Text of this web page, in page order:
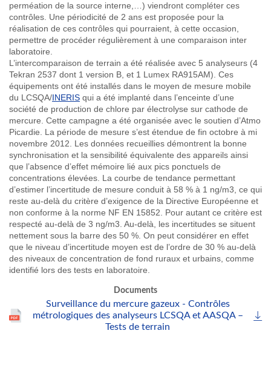
perméation de la source interne,…) viendront compléter ces
contrôles Une périodicité de 2 ans est proposée pour la
réalisation de ces contrôles qui pourraient à cette occasion,
permettre de procéder régulièrement à une comparaison inter
laboratoire
L’intercomparaison de terrain a été réalisée avec 5 analyseurs (4
Tekran 2537 dont 1 version B, et 1 Lumex RA915AM). Ces
équipements ont été installés dans le moyen de mesure mobile
du LCSQA/INERIS qui a été implanté dans l’enceinte d’une
société de production de chlore par électrolyse sur cathode de
mercure Cette campagne a été organisée avec le soutien d’Atmo
Picardie . La période de mesure s’est étendue de fin octobre à mi
novembre 2012. Les données recueillies démontrent la bonne
synchronisation et la sensibilité équivalente des appareils ainsi
que l’absence d’effet mémoire lié aux pics ponctuels de
concentrations élevées . La courbe de tendance permettant
d’estimer l’incertitude de mesure conduit à 58 % à 1 ng/m3 ce qui
reste au-delà du critère d’exigence de la Directive Européenne et
non conforme à la norme NF EN 15852. Pour autant ce critère est
respecté au-delà de 3 ng/m3 Au-delà , les incertitudes se situent
nettement sous la barre des 50 %. On peut considérer en effet
que le niveau d’incertitude moyen est de l’ordre de 30 % au-delà
des niveaux de concentration de fond ruraux et urbains comme
identifié lors des tests en laboratoire
Documents
Surveillance du mercure gazeux - Contrôles
métrologiques des analyseurs LCSQA et AASQA –
Tests de terrain